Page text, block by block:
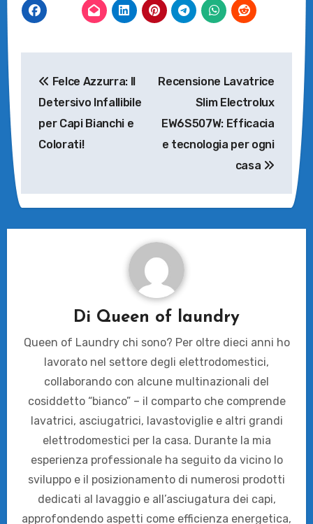
articoli
Felce Azzurra: Il
Detersivo Infallibile
per Capi Bianchi e
Colorati!
Recensione Lavatrice
Slim Electrolux
EW6S507W: Efficacia
e tecnologia per ogni
casa
Di Queen of laundry
Queen of Laundry chi sono? Per oltre dieci anni ho
lavorato nel settore degli elettrodomestici,
collaborando con alcune multinazionali del
cosiddetto “bianco” – il comparto che comprende
lavatrici, asciugatrici, lavastoviglie e altri grandi
elettrodomestici per la casa. Durante la mia
esperienza professionale ha seguito da vicino lo
sviluppo e il posizionamento di numerosi prodotti
dedicati al lavaggio e all’asciugatura dei capi,
approfondendo aspetti come efficienza energetica,